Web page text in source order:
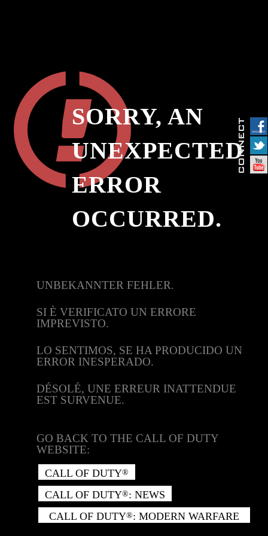
SORRY, AN
UNEXPECTED
ERROR
OCCURRED.
UNBEKANNTER FEHLER.
SI È VERIFICATO UN ERRORE
IMPREVISTO.
LO SENTIMOS, SE HA PRODUCIDO UN
ERROR INESPERADO.
DÉSOLÉ, UNE ERREUR INATTENDUE
EST SURVENUE.
GO BACK TO THE CALL OF DUTY
WEBSITE:
CALL OF DUTY®
CALL OF DUTY®: NEWS
CALL OF DUTY®: MODERN WARFARE